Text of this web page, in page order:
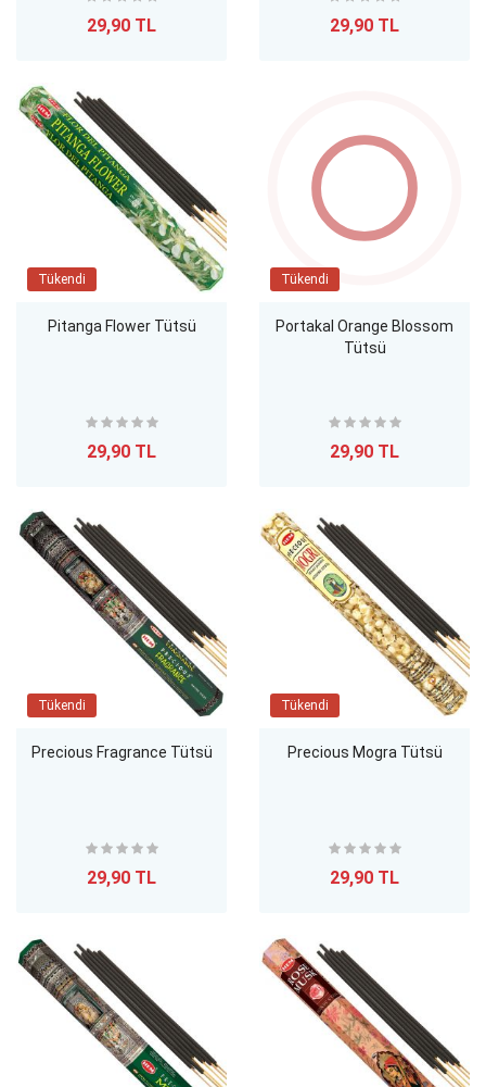
29,90 TL 29,90 TL
Tükendi
Pitanga Flower Tütsü
29,90 TL
Tükendi
Portakal Orange Blossom
Tütsü
29,90 TL
Tükendi
Precious Fragrance Tütsü
29,90 TL
Tükendi
Precious Mogra Tütsü
29,90 TL